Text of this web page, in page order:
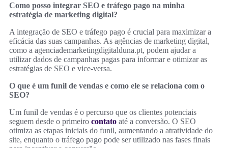
Como posso integrar SEO e tráfego pago na minha
estratégia de marketing digital?
A integração de SEO e tráfego pago é crucial para maximizar a
eficácia das suas campanhas. As agências de marketing digital,
como a agenciademarketingdigitalduna.pt, podem ajudar a
utilizar dados de campanhas pagas para informar e otimizar as
estratégias de SEO e vice-versa.
O que é um funil de vendas e como ele se relaciona com o
SEO?
Um funil de vendas é o percurso que os clientes potenciais
seguem desde o primeiro contato até a conversão. O SEO
otimiza as etapas iniciais do funil, aumentando a atratividade do
site, enquanto o tráfego pago pode ser utilizado nas fases finais